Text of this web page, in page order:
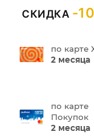
СКИДКА -
по карте
2 месяца
по карте
Покупок
2 месяца